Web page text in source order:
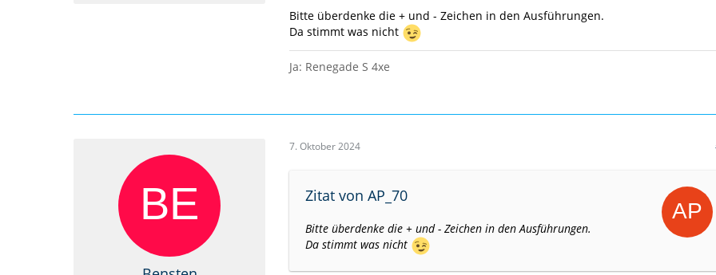
Bitte überdenke die + und - Zeichen in den Ausführungen.
Da stimmt was nicht
Ja: Renegade S 4xe
7. Oktober 2024
Zitat von AP_70
Bitte überdenke die + und - Zeichen in den Ausführungen.
Da stimmt was nicht